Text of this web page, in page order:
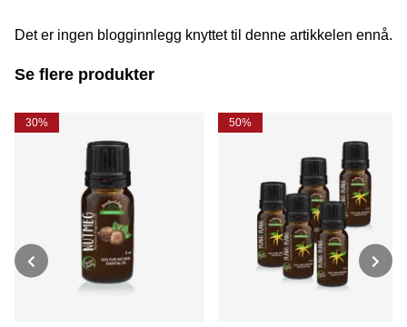
Det er ingen blogginnlegg knyttet til denne artikkelen ennå.
Se flere produkter
30% 50%